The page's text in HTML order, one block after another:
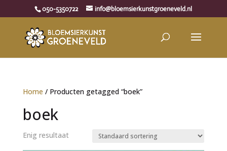
050-5350722 info@bloemsierkunstgroeneveld.nl
Home / Producten getagged “boek”
boek
Enig resultaat